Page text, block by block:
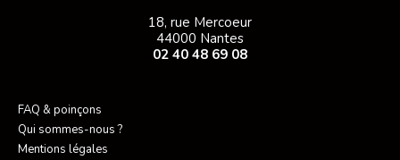
18, rue Mercoeur
44000 Nantes
02 40 48 69 08
FAQ & poinçons
Qui sommes-nous ?
Mentions légales